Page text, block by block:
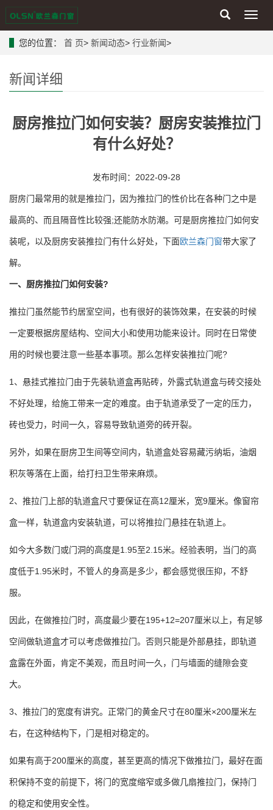
您的位置：
首 页> 新闻动态> 行业新闻>
新闻详细
厨房推拉门如何安装？厨房安装推拉门
有什么好处？
发布时间：2022-09-28
厨房门最常用的就是推拉门，因为推拉门的性价比在各种门之中是
最高的、而且隔音性比较强;还能防水防潮。可是厨房推拉门如何安
装呢，以及厨房安装推拉门有什么好处，下面欧兰森门窗带大家了
解。
一、厨房推拉门如何安装?
推拉门虽然能节约居室空间，也有很好的装饰效果，在安装的时候
一定要根据房屋结构、空间大小和使用功能来设计。同时在日常使
用的时候也要注意一些基本事项。那么怎样安装推拉门呢?
1、悬挂式推拉门由于先装轨道盒再贴砖，外露式轨道盒与砖交接处
不好处理，给施工带来一定的难度。由于轨道承受了一定的压力，
砖也受力，时间一久，容易导致轨道旁的砖开裂。
另外，如果在厨房卫生间等空间内，轨道盒处容易藏污纳垢，油烟
积灰等落在上面，给打扫卫生带来麻烦。
2、推拉门上部的轨道盒尺寸要保证在高12厘米，宽9厘米。像窗帘
盒一样，轨道盒内安装轨道，可以将推拉门悬挂在轨道上。
如今大多数门或门洞的高度是1.95至2.15米。经验表明，当门的高
度低于1.95米时，不管人的身高是多少，都会感觉很压抑，不舒
服。
因此，在做推拉门时，高度最少要在195+12=207厘米以上，有足够
空间做轨道盒才可以考虑做推拉门。否则只能是外部悬挂，即轨道
盒露在外面，肯定不美观，而且时间一久，门与墙面的缝隙会变
大。
3、推拉门的宽度有讲究。正常门的黄金尺寸在80厘米×200厘米左
右，在这种结构下，门是相对稳定的。
如果有高于200厘米的高度，甚至更高的情况下做推拉门，最好在面
积保持不变的前提下，将门的宽度缩窄或多做几扇推拉门，保持门
的稳定和使用安全性。